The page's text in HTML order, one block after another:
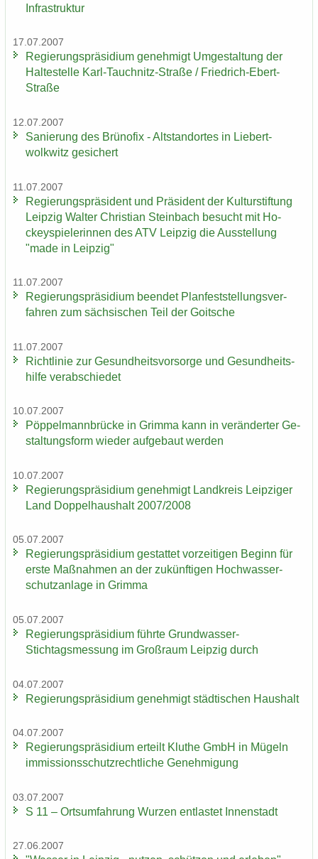
In­fra­struk­tur
17.07.2007
Re­gie­rungs­prä­si­di­um ge­neh­migt Um­ge­stal­tung der
Hal­te­stel­le Karl-​Tauchnitz-Straße / Friedrich-​Ebert-
Straße
12.07.2007
Sa­nie­rung des Brü­no­fix - Alt­stand­or­tes in Lie­bert­
wolkwitz ge­si­chert
11.07.2007
Re­gie­rungs­prä­si­dent und Prä­si­dent der Kul­tur­stif­tung
Leip­zig Wal­ter Chris­ti­an Stein­bach be­sucht mit Ho­
ckey­spie­le­rin­nen des ATV Leip­zig die Aus­stel­lung
"made in Leip­zig"
11.07.2007
Re­gie­rungs­prä­si­di­um be­en­det Plan­fest­stel­lungs­ver­
fah­ren zum säch­si­schen Teil der Goit­sche
11.07.2007
Richt­li­nie zur Ge­sund­heits­vor­sor­ge und Ge­sund­heits­
hil­fe ver­ab­schie­det
10.07.2007
Pöp­pel­mann­brü­cke in Grim­ma kann in ver­än­der­ter Ge­
stal­tungs­form wie­der auf­ge­baut wer­den
10.07.2007
Re­gie­rungs­prä­si­di­um ge­neh­migt Land­kreis Leip­zi­ger
Land Dop­pel­haus­halt 2007/2008
05.07.2007
Re­gie­rungs­prä­si­di­um ge­stat­tet vor­zei­ti­gen Be­ginn für
erste Maß­nah­men an der zu­künf­ti­gen Hoch­was­ser­
schutz­an­la­ge in Grim­ma
05.07.2007
Re­gie­rungs­prä­si­di­um führ­te Grundwasser-​
Stichtagsmessung im Groß­raum Leip­zig durch
04.07.2007
Re­gie­rungs­prä­si­di­um ge­neh­migt städ­ti­schen Haus­halt
04.07.2007
Re­gie­rungs­prä­si­di­um er­teilt Klu­the GmbH in Mü­geln
im­mis­si­ons­schutz­recht­li­che Ge­neh­mi­gung
03.07.2007
S 11 – Orts­um­fah­rung Wur­zen ent­las­tet In­nen­stadt
27.06.2007